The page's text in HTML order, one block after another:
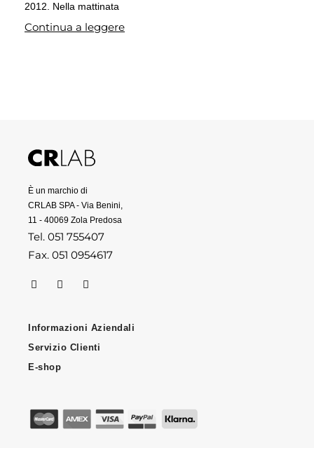
2012. Nella mattinata
Continua a leggere
È un marchio di
CRLAB SPA - Via Benini,
11 - 40069 Zola Predosa
Tel. 051 755407
Fax. 051 0954617
Informazioni Aziendali
Servizio Clienti
E-shop